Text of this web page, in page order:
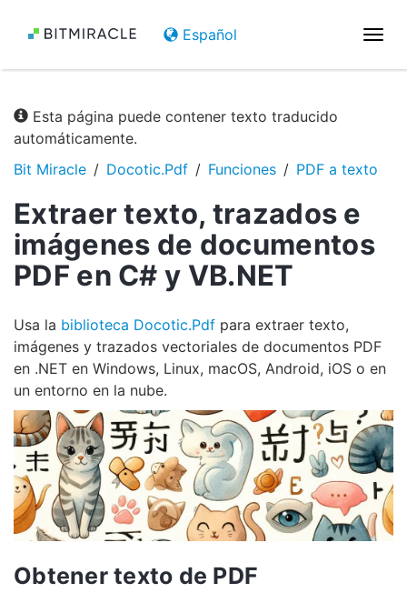
Español
Esta página puede contener texto traducido
automáticamente.
Bit Miracle
Docotic.Pdf Funciones PDF a texto
Extraer texto, trazados e
imágenes de documentos
PDF en C# y VB.NET
Usa la biblioteca Docotic.Pdf para extraer texto,
imágenes y trazados vectoriales de documentos PDF
en .NET en Windows, Linux, macOS, Android, iOS o en
un entorno en la nube.
Obtener texto de PDF